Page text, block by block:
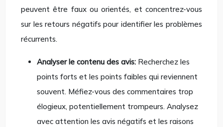
peuvent être faux ou orientés, et concentrez-vous
sur les retours négatifs pour identifier les problèmes
récurrents.
Analyser le contenu des avis: Recherchez les
points forts et les points faibles qui reviennent
souvent. Méfiez-vous des commentaires trop
élogieux, potentiellement trompeurs. Analysez
avec attention les avis négatifs et les raisons